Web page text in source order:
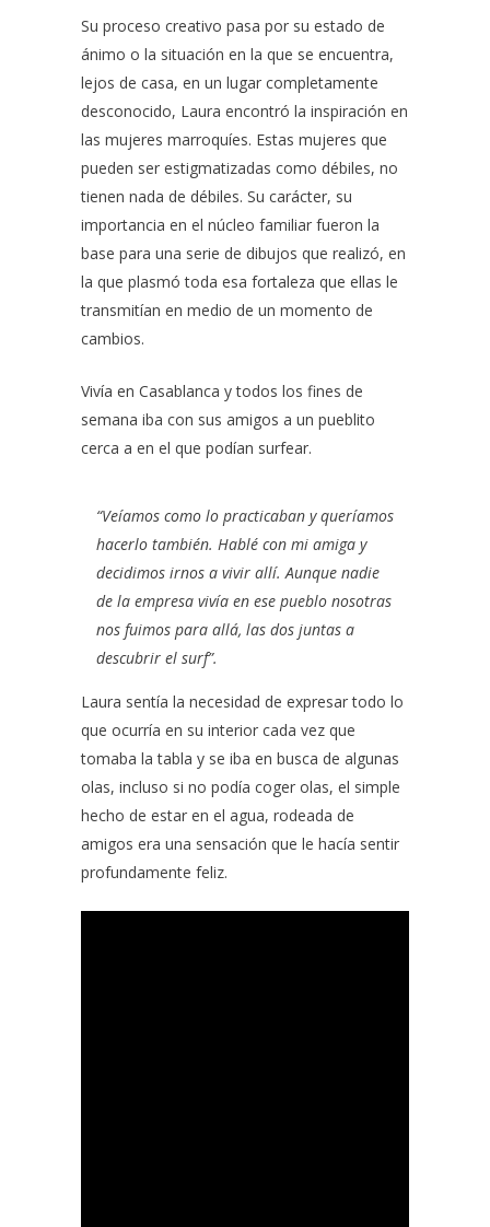
Su proceso creativo pasa por su estado de
ánimo o la situación en la que se encuentra,
lejos de casa, en un lugar completamente
desconocido, Laura encontró la inspiración en
las mujeres marroquíes. Estas mujeres que
pueden ser estigmatizadas como débiles, no
tienen nada de débiles. Su carácter, su
importancia en el núcleo familiar fueron la
base para una serie de dibujos que realizó, en
la que plasmó toda esa fortaleza que ellas le
transmitían en medio de un momento de
cambios.
Vivía en Casablanca y todos los fines de
semana iba con sus amigos a un pueblito
cerca a en el que podían surfear.
“Veíamos como lo practicaban y queríamos
hacerlo también. Hablé con mi amiga y
decidimos irnos a vivir allí. Aunque nadie
de la empresa vivía en ese pueblo nosotras
nos fuimos para allá, las dos juntas a
descubrir el surf”.
Laura sentía la necesidad de expresar todo lo
que ocurría en su interior cada vez que
tomaba la tabla y se iba en busca de algunas
olas, incluso si no podía coger olas, el simple
hecho de estar en el agua, rodeada de
amigos era una sensación que le hacía sentir
profundamente feliz.